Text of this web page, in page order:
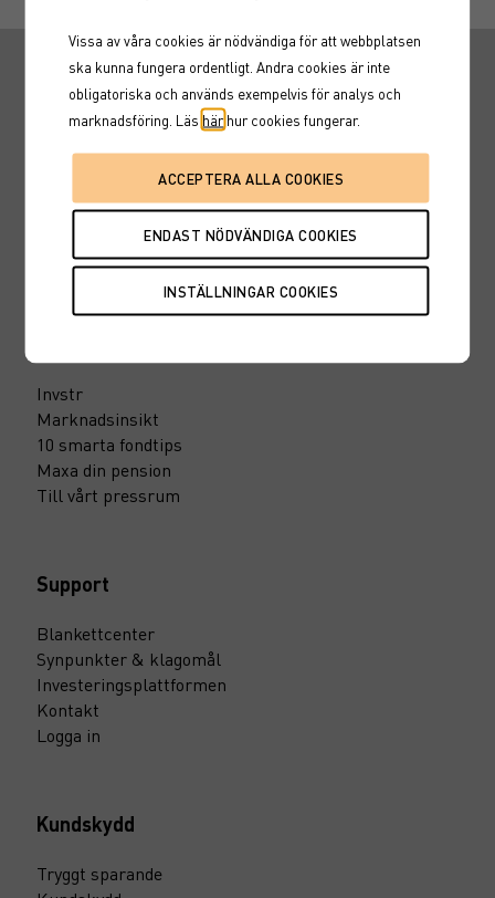
Snabbvägar
Hitta en rådgivare
Fondtorget
Marknadskurser
Karriär
Marknadssondering
Invstr
Marknadsinsikt
10 smarta fondtips
Maxa din pension
Till vårt pressrum
Support
Blankettcenter
Synpunkter & klagomål
Investeringsplattformen
Kontakt
Logga in
Kundskydd
Tryggt sparande
Vissa av våra cookies är nödvändiga för att webbplatsen
ska kunna fungera ordentligt. Andra cookies är inte
obligatoriska och används exempelvis för analys och
marknadsföring. Läs härhur cookies fungerar.